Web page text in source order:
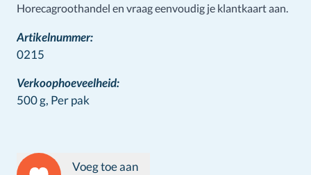
Horecagroothandel en vraag eenvoudig je klantkaart aan.
Artikelnummer:
0215
Verkoophoeveelheid:
500 g, Per pak
Voeg toe aan